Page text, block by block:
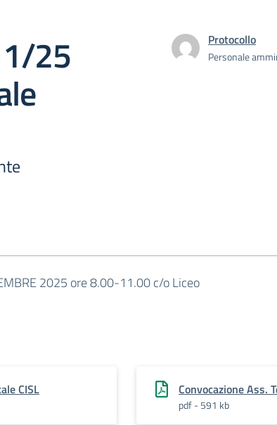
25 Protocollo
Personale
2025 ore 8.00-11.00 c/o Liceo
CISL Convocazione Ass.
pdf - 591 kb